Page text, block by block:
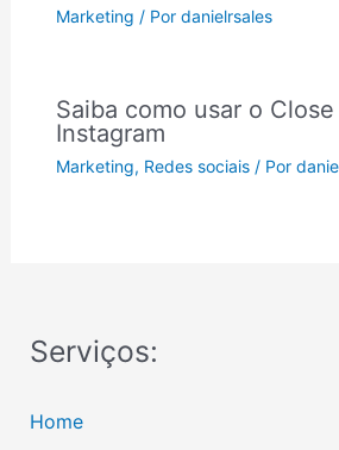
Marketing / Pordanielrsales
Saiba como usar o
Instagram
Marketing, Redes sociais / Por
Serviços:
Home